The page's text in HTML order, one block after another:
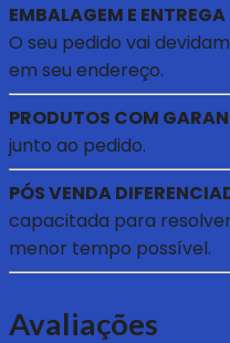
EMBALAGEM E ENTREGA
O seu pedido vai
em seu endereço.
PRODUTOS COM
junto ao pedido.
PÓS VENDA
capacitada para
menor tempo possível.
Avaliações